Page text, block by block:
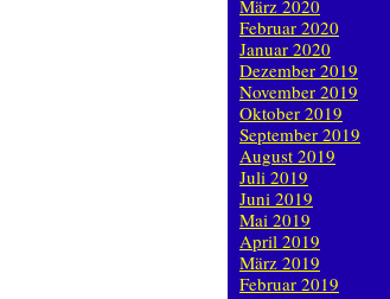
März 2020
Februar 2020
Januar 2020
Dezember 2019
November 2019
Oktober 2019
September 2019
August 2019
Juli 2019
Juni 2019
Mai 2019
April 2019
März 2019
Februar 2019